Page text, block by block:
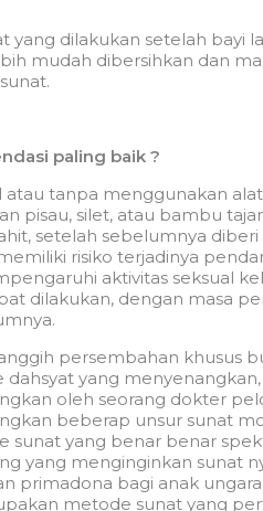
yang dilakukan setelah bayi
mudah dibersihkan dan
paling baik ?
atau tanpa menggunakan
pisau, silet, atau bambu
setelah sebelumnya
risiko terjadinya
aktivitas seksual
dilakukan, dengan masa
persembahan khusus
yang
oleh seorang dokter
beberap unsur sunat
yang benar benar
yang menginginkan sunat
primadona bagi anak
metode sunat yang